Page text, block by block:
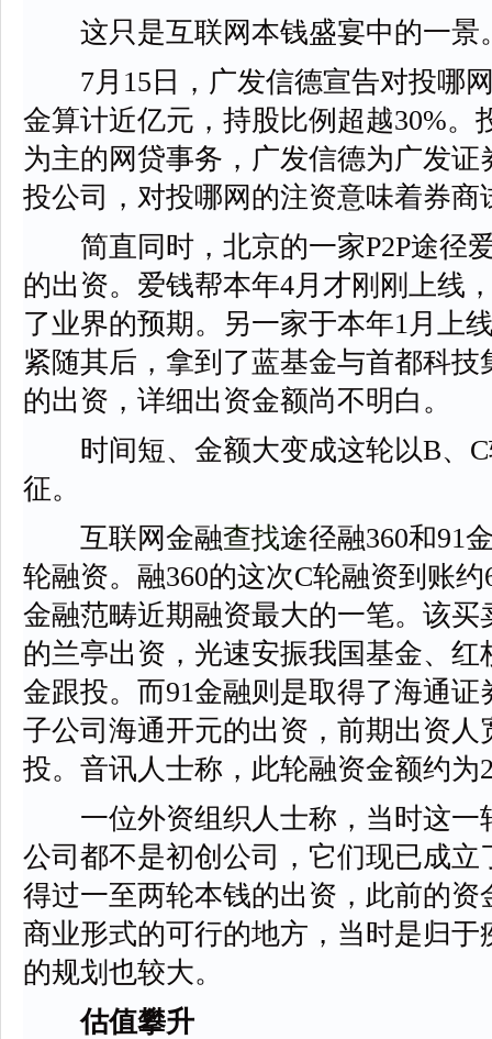
这只是互联网本钱盛宴中的一景
7月15日，广发信德宣告对投哪
金算计近亿元，持股比例超越30%。
为主的网贷事务，广发信德为广发
投公司，对投哪网的注资意味着券商
简直同时，北京的一家P2P途径
的出资。爱钱帮本年4月才刚刚上线
了业界的预期。另一家于本年1月上
紧随其后，拿到了蓝基金与首都科
的出资，详细出资金额尚不明白。
时间短、金额大变成这轮以B、C
征。
互联网金融查找途径融360和91
轮融资。融360的这次C轮融资到账
金融范畴近期融资最大的一笔。该
的兰亭出资，光速安振我国基金、
金跟投。而91金融则是取得了海通
子公司海通开元的出资，前期出资
投。音讯人士称，此轮融资金额约为
一位外资组织人士称，当时这一
公司都不是初创公司，它们现已成
得过一至两轮本钱的出资，此前的
商业形式的可行的地方，当时是归
的规划也较大。
估值攀升